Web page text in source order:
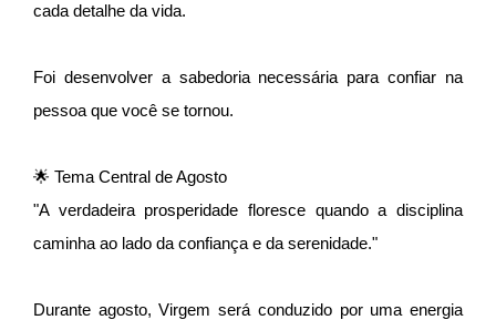
cada detalhe da vida.
Foi desenvolver a sabedoria necessária para confiar na
pessoa que você se tornou.
🌟 Tema Central de Agosto
"A verdadeira prosperidade floresce quando a disciplina
caminha ao lado da confiança e da serenidade."
Durante agosto, Virgem será conduzido por uma energia